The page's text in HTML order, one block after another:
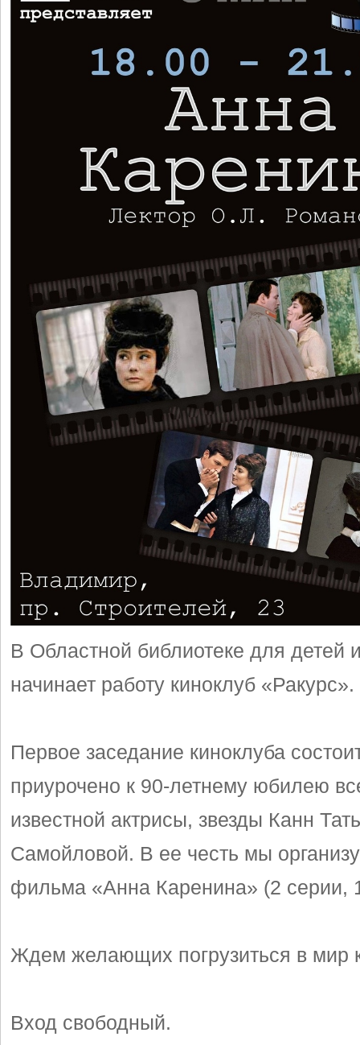
В Областной библиотеке для детей
начинает работу киноклуб «Ракурс».
Первое заседание киноклуба
приурочено к 90-летнему юбилею
известной актрисы, звезды Канн
Самойловой. В ее честь мы
фильма «Анна Каренина» (2 серии,
Ждем желающих погрузиться в мир
Вход свободный.